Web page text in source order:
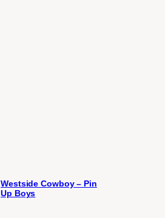
Westside Cowboy – Pin
Up Boys